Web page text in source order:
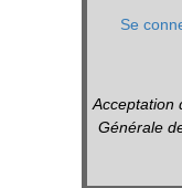
Se
Acceptation
Générale